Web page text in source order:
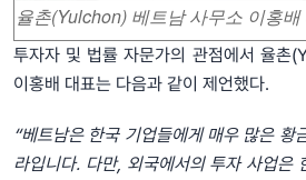
율촌(Yulchon) 베트남 사무소 이홍배
투자자 및 법률 자문가의 관점에서 율촌
이홍배 대표는 다음과 같이 제언했다.
“베트남은 한국 기업들에게 매우 많은 황
라입니다. 다만, 외국에서의 투자 사업은